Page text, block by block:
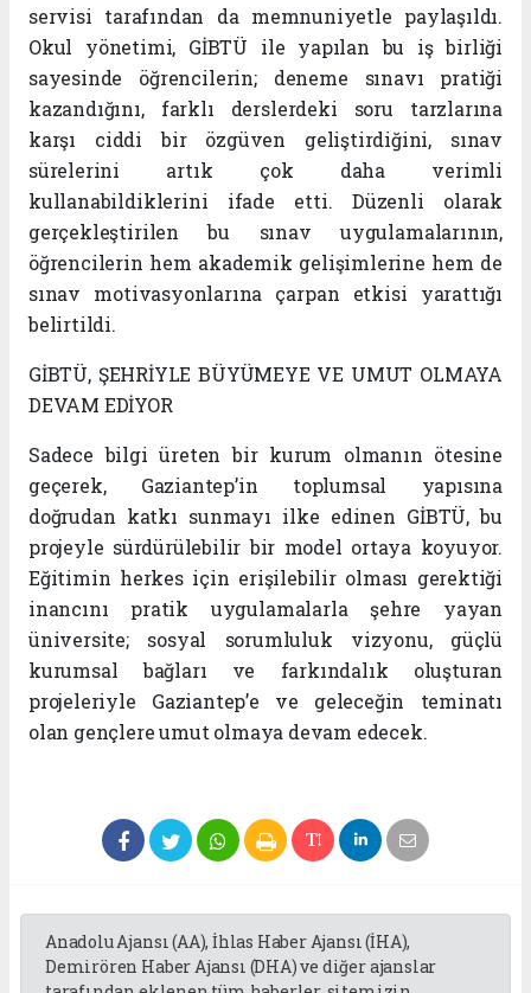
servisi tarafından da memnuniyetle paylaşıldı.
Okul yönetimi, GİBTÜ ile yapılan bu iş birliği
sayesinde öğrencilerin; deneme sınavı pratiği
kazandığını, farklı derslerdeki soru tarzlarına
karşı ciddi bir özgüven geliştirdiğini, sınav
sürelerini artık çok daha verimli
kullanabildiklerini ifade etti. Düzenli olarak
gerçekleştirilen bu sınav uygulamalarının,
öğrencilerin hem akademik gelişimlerine hem de
sınav motivasyonlarına çarpan etkisi yarattığı
belirtildi.
GİBTÜ, ŞEHRİYLE BÜYÜMEYE VE UMUT OLMAYA
DEVAM EDİYOR
Sadece bilgi üreten bir kurum olmanın ötesine
geçerek, Gaziantep’in toplumsal yapısına
doğrudan katkı sunmayı ilke edinen GİBTÜ, bu
projeyle sürdürülebilir bir model ortaya koyuyor.
Eğitimin herkes için erişilebilir olması gerektiği
inancını pratik uygulamalarla şehre yayan
üniversite; sosyal sorumluluk vizyonu, güçlü
kurumsal bağları ve farkındalık oluşturan
projeleriyle Gaziantep’e ve geleceğin teminatı
olan gençlere umut olmaya devam edecek.
Anadolu Ajansı (AA), İhlas Haber Ajansı (İHA),
Demirören Haber Ajansı (DHA) ve diğer ajanslar